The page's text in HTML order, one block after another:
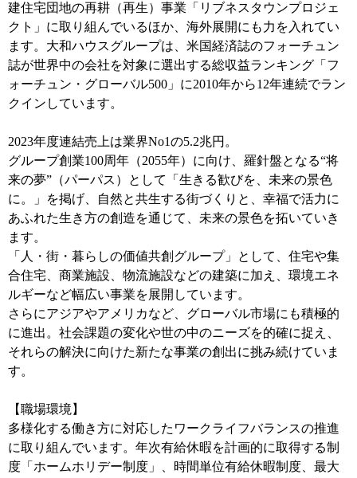
建住宅団地の再耕（再生）事業「リブネスタウンプロジェ
クト」に取り組んでいるほか、海外展開にも力を入れてい
ます。大和ハウスグループは、米国経済誌のフォーチュン
誌が世界中の会社を対象に選出する総収益ランキング「フ
ォーチュン・グローバル500」に2010年から12年連続でラン
クインしています。
2023年度連結売上は業界No1の5.2兆円。
グループ創業100周年（2055年）に向け、羅針盤となる“将
来の夢”（パーパス）として「生きる歓びを、未来の景色
に。」を掲げ、自然と共生する街づくりと、幸福で活力に
あふれた生き方の創造を通じて、未来の景色を拓いていき
ます。
「人・街・暮らしの価値共創グループ」として、住宅や集
合住宅、商業施設、物流施設などの建築に加え、環境エネ
ルギーなど幅広い事業を展開しています。
さらにアジアやアメリカなど、グローバル市場にも積極的
に進出。社会課題の変化や世の中のニーズを的確に捉え、
それらの解決に向けた新たな事業の創出に挑み続けていま
す。
【職場環境】
多様化する働き方に対応したワークライフバランスの推進
に取り組んでいます。年次有給休暇を計画的に取得する制
度「ホームホリデー制度」、時間単位有給休暇制度、最大